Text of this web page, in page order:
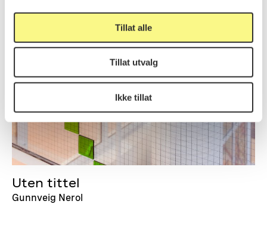
Tillat alle
Tillat utvalg
Ikke tillat
Uten tittel
Gunnveig Nerol